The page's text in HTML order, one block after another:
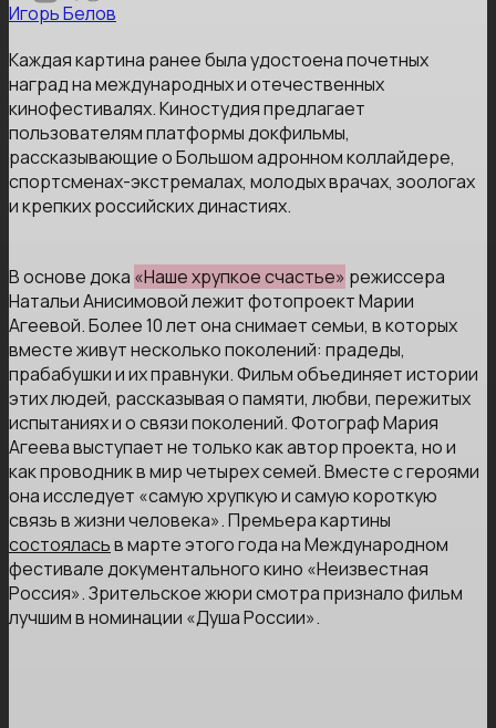
Игорь Белов
Каждая картина ранее была удостоена почетных
наград на международных и отечественных
кинофестивалях. Киностудия предлагает
пользователям платформы докфильмы,
рассказывающие о Большом адронном коллайдере,
спортсменах-экстремалах, молодых врачах, зоологах
и крепких российских династиях.
В основе дока «Наше хрупкое счастье» режиссера
Натальи Анисимовой лежит фотопроект Марии
Агеевой. Более 10 лет она снимает семьи, в которых
вместе живут несколько поколений: прадеды,
прабабушки и их правнуки. Фильм объединяет истории
этих людей, рассказывая о памяти, любви, пережитых
испытаниях и о связи поколений. Фотограф Мария
Агеева выступает не только как автор проекта, но и
как проводник в мир четырех семей. Вместе с героями
она исследует «самую хрупкую и самую короткую
связь в жизни человека». Премьера картины
состояласьв марте этого года на Международном
фестивале документального кино «Неизвестная
Россия». Зрительское жюри смотра признало фильм
лучшим в номинации «Душа России».